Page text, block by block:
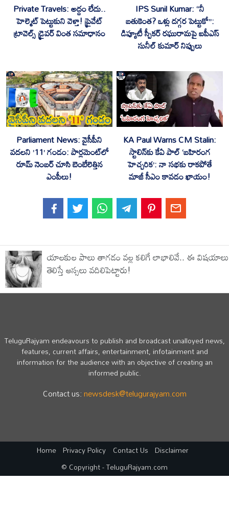
Private Travels: అద్దం లేదు..
హెల్మెట్ పెట్టుకుని వెళ్తా! ప్రైవేట్
ట్రావెల్స్ డ్రైవర్ వింత సమాధానం
IPS Sunil Kumar: “నీ
బతుకెంత? ఒళ్లు దగ్గర పెట్టుకో”:
డిప్యూటీ స్పీకర్ రఘురామపై ఐపీఎస్
సునీల్ కుమార్ నిప్పులు
Parliament News: వైసీపీని
వదలని ’11’ గండం: పార్లమెంట్‌లో
రూమ్ నెంబర్ చూసి బెంబేలెత్తిన
ఎంపీలు!
KA Paul Warns CM Stalin:
స్టాలిన్‌కు కేఏ పాల్ ‘బహిరంగ
హెచ్చరిక’: నా సభకు రాకపోతే
మాజీ సీఎం కావడం ఖాయం!
యాలకుల పాలు తాగడం వల్ల కలిగే లాభాలివే.. ఈ విషయాలు
తెలిస్తే అస్సలు వదిలిపెట్టారు!
TeluguRajyam endeavours to publish and broadcast unalloyed news,
features, current affairs, entertainment, infotainment and
information for the audience with an objective of creating an
informed public.
Contact us:newsdesk@telugurajyam.com
Home Privacy Policy Contact Us Disclaimer
© Copyright - TeluguRajyam.com